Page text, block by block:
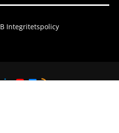
Integritetspolicy